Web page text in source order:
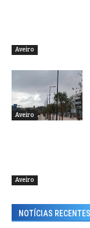
Aveiro
Aveiro
Aveiro
NOTÍCIAS RECENTES